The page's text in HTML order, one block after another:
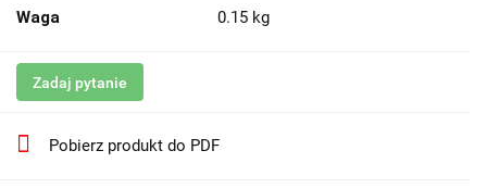
Waga 0.15 kg
Zadaj pytanie
Pobierz produkt do PDF